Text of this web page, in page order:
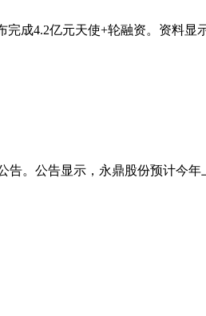
成4.2亿元天使+轮融资。资料
。公告显示，永鼎股份预计今